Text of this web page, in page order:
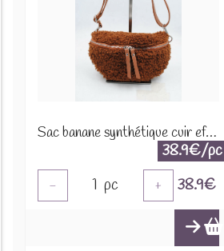
Sac banane synthétique cuir effet mouton CUIR-IT-876-3 Marron
38.9€/pc
- 1 pc + 38.9€